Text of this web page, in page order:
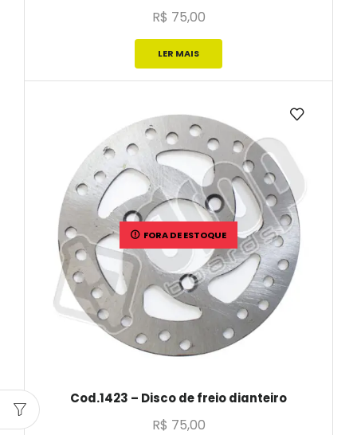
R$ 75,00
LER MAIS
FORA DE ESTOQUE
Cod.1423 – Disco de freio dianteiro
R$ 75,00